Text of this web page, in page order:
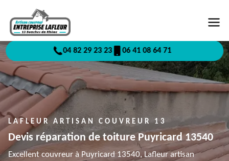
04 82 29 23 23 06 41 08 64 71
LAFLEUR ARTISAN COUVREUR 13
Devis réparation de toiture Puyricard 13540
Excellent couvreur à Puyricard 13540, Lafleur artisan